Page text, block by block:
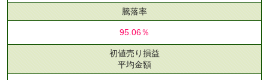
騰落率
95.06％
初値売り損益
平均金額